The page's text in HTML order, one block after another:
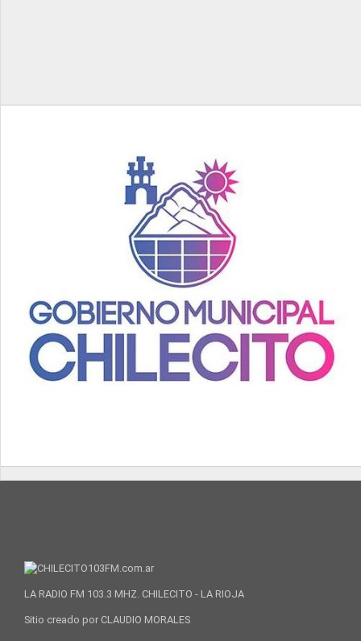
LA RADIO FM 103.3 MHZ. CHILECITO - LA RIOJA
Sitio creado por CLAUDIO MORALES